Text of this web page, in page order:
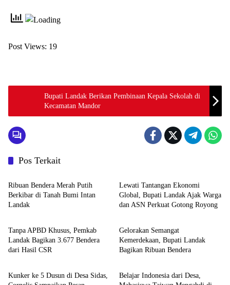
Post Views: 19
Bupati Landak Berikan Pembinaan Kepala Sekolah di
Kecamatan Mandor
Pos Terkait
Pemerintahan dan Politik
Ribuan Bendera Merah Putih
Berkibar di Tanah Bumi Intan
Landak
Lewati Tantangan Ekonomi
Global, Bupati Landak Ajak Warga
dan ASN Perkuat Gotong Royong
Pemerintahan dan Politik
Tanpa APBD Khusus, Pemkab
Landak Bagikan 3.677 Bendera
dari Hasil CSR
Pemerintahan dan Politik
Gelorakan Semangat
Kemerdekaan, Bupati Landak
Bagikan Ribuan Bendera
Pemerintahan dan Politik
Kunker ke 5 Dusun di Desa Sidas,
Pemerintahan dan Politik
Belajar Indonesia dari Desa,